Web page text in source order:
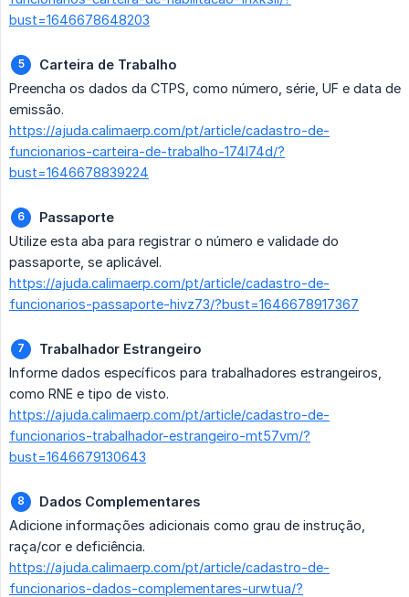
bust=1646678648203
Carteira de Trabalho
Preencha os dados da CTPS, como número, série, UF e data de
emissão.
https://ajuda.calimaerp.com/pt/article/cadastro-de-
funcionarios-carteira-de-trabalho-174l74d/?
bust=1646678839224
Passaporte
Utilize esta aba para registrar o número e validade do
passaporte, se aplicável.
https://ajuda.calimaerp.com/pt/article/cadastro-de-
funcionarios-passaporte-hivz73/?bust=1646678917367
Trabalhador Estrangeiro
Informe dados específicos para trabalhadores estrangeiros,
como RNE e tipo de visto.
https://ajuda.calimaerp.com/pt/article/cadastro-de-
funcionarios-trabalhador-estrangeiro-mt57vm/?
bust=1646679130643
Dados Complementares
Adicione informações adicionais como grau de instrução,
raça/cor e deficiência.
https://ajuda.calimaerp.com/pt/article/cadastro-de-
funcionarios-dados-complementares-urwtua/?